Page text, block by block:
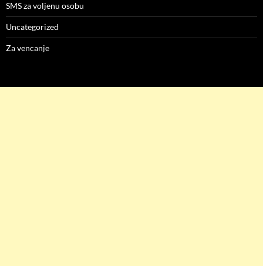
SMS za voljenu osobu
Uncategorized
Za vencanje